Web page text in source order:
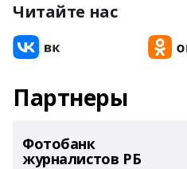
Читайте нас
Партнеры
Фотобанк
журналистов РБ